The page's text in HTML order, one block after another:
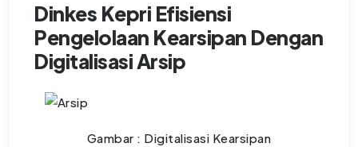
Dinkes Kepri Efisiensi
Pengelolaan Kearsipan Dengan
Digitalisasi Arsip
Gambar : Digitalisasi Kearsipan